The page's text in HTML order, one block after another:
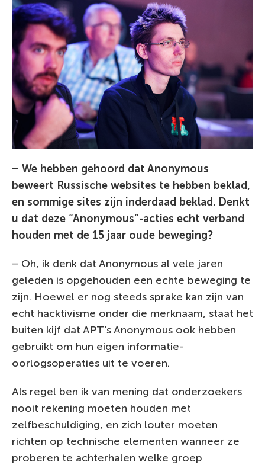
– We hebben gehoord dat Anonymous
beweert Russische websites te hebben beklad,
en sommige sites zijn inderdaad beklad. Denkt
u dat deze “Anonymous”-acties echt verband
houden met de 15 jaar oude beweging?
– Oh, ik denk dat Anonymous al vele jaren
geleden is opgehouden een echte beweging te
zijn. Hoewel er nog steeds sprake kan zijn van
echt hacktivisme onder die merknaam, staat het
buiten kijf dat APT’s Anonymous ook hebben
gebruikt om hun eigen informatie-
oorlogsoperaties uit te voeren.
Als regel ben ik van mening dat onderzoekers
nooit rekening moeten houden met
zelfbeschuldiging, en zich louter moeten
richten op technische elementen wanneer ze
proberen te achterhalen welke groep